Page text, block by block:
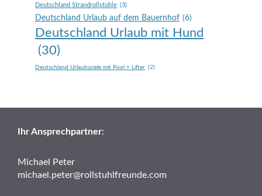
Deutschland Strandrollstühle (3)
Deutschland Urlaub auf dem Bauernhof (6)
Deutschland Urlaub mit Hund
(30)
Deutschland Urlaubsziele mit Pool + Lifter (2)
Ihr Ansprechpartner:
Michael Peter
michael.peter@rollstuhlfreunde.com